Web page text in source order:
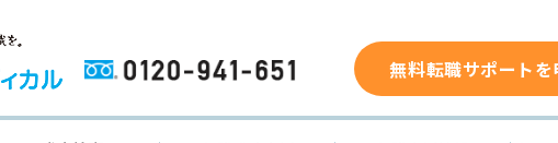
0120-941-651 無料転職サポート
用ガイド 求人検索 転職成功事例 転職支援